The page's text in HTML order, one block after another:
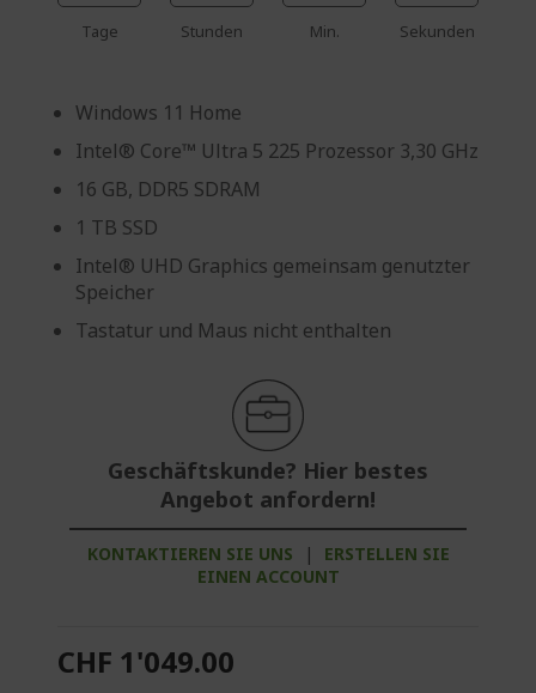
Tage Stunden Min. Sekunden
Windows 11 Home
Intel® Core™ Ultra 5 225 Prozessor 3,30 GHz
16 GB, DDR5 SDRAM
1 TB SSD
Intel® UHD Graphics gemeinsam genutzter
Speicher
Tastatur und Maus nicht enthalten
Geschäftskunde? Hier bestes
Angebot anfordern!
KONTAKTIEREN SIE UNS |
ERSTELLEN SIE
EINEN ACCOUNT
CHF 1'049.00